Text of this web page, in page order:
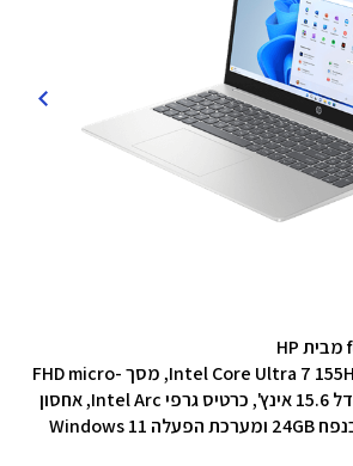
מסך FHD micro-
אחסון
ומערכת הפעלה Windows 11